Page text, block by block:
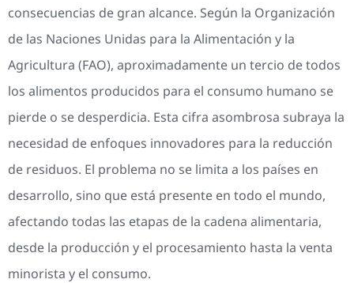
consecuencias de gran alcance. Según la Organización
de las Naciones Unidas para la Alimentación y la
Agricultura (FAO), aproximadamente un tercio de todos
los alimentos producidos para el consumo humano se
pierde o se desperdicia. Esta cifra asombrosa subraya la
necesidad de enfoques innovadores para la reducción
de residuos. El problema no se limita a los países en
desarrollo, sino que está presente en todo el mundo,
afectando todas las etapas de la cadena alimentaria,
desde la producción y el procesamiento hasta la venta
minorista y el consumo.